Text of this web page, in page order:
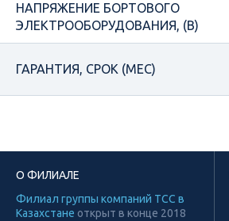
НАПРЯЖЕНИЕ БОРТОВОГО
ЭЛЕКТРООБОРУДОВАНИЯ, (В)
ГАРАНТИЯ, СРОК (МЕС)
О ФИЛИАЛЕ
Филиал группы компаний ТСС в
Казахстане открыт в конце 2018